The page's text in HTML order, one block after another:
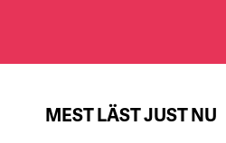
MEST LÄST JUST NU